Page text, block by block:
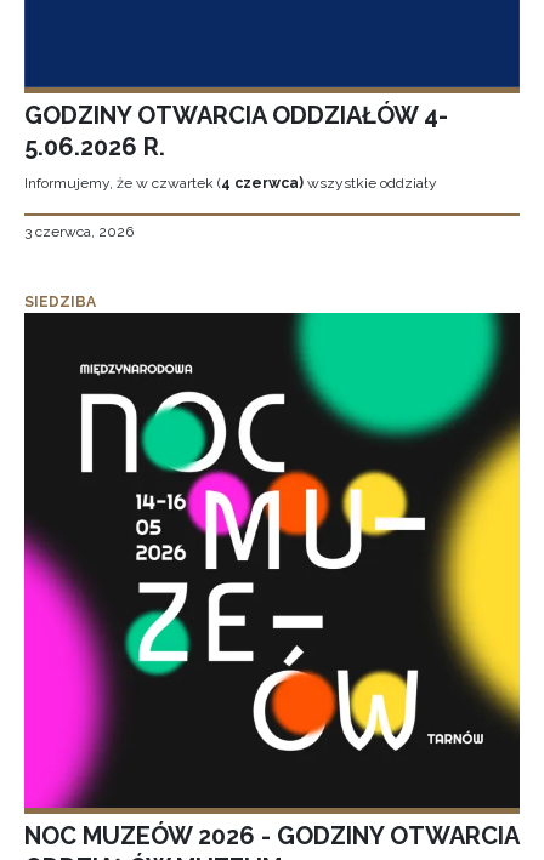
GODZINY OTWARCIA ODDZIAŁÓW 4-
5.06.2026 R.
Informujemy, że w czwartek (4 czerwca) wszystkie oddziały
3 czerwca, 2026
SIEDZIBA
NOC MUZEÓW 2026 - GODZINY OTWARCIA